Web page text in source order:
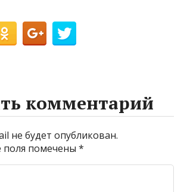
комментарий
не будет опубликован.
поля помечены*